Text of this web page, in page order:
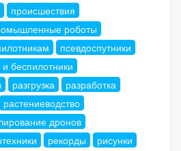
происшествия
роботы
псевдоспутники
беспилотники
разгрузка
разработка
растениеводство
дронов
рекорды
рисунки